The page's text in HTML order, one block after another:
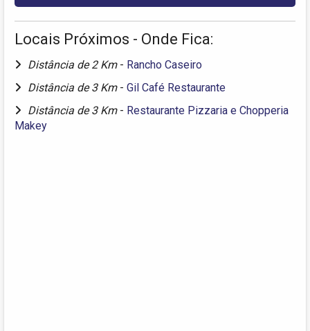
Locais Próximos - Onde Fica:
Distância de 2 Km - Rancho Caseiro
Distância de 3 Km - Gil Café Restaurante
Distância de 3 Km - Restaurante Pizzaria e Chopperia
Makey